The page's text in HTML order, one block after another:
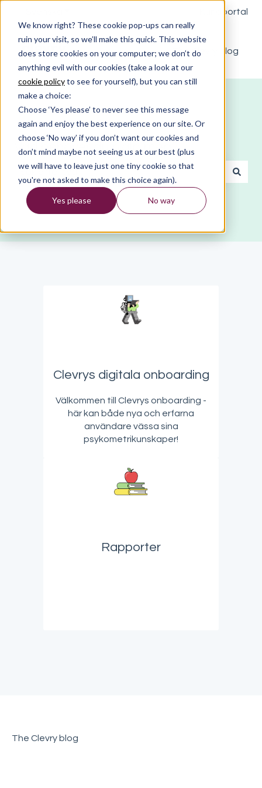
We know right? These cookie pop-ups can really
ruin your visit, so we’ll make this quick. This website
does store cookies on your computer; we don’t do
anything evil with our cookies (take a look at our
cookie policyto see for yourself), but you can still
make a choice:
Choose ‘Yes please’ to never see this message
again and enjoy the best experience on our site. Or
choose ‘No way’ if you don’t want our cookies and
don’t mind maybe not seeing us at our best (plus
we will have to leave just one tiny cookie so that
you're not asked to make this choice again).
Yes please No way
Kundportal
The Clevry blog
Vad behöver du hjälp med?
Det finns inga förslag eftersom sökfältet är tomt.
Clevrys digitala onboarding
Välkommen till Clevrys onboarding -
här kan både nya och erfarna
användare vässa sina
psykometrikunskaper!
Rapporter
The Clevry blog